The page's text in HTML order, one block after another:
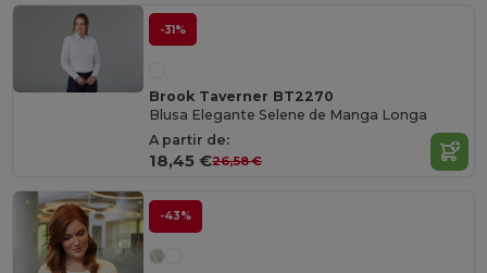
-31%
Brook Taverner BT2270
Blusa Elegante Selene de Manga Longa
A partir de:
18,45 €26,58 €
-43%